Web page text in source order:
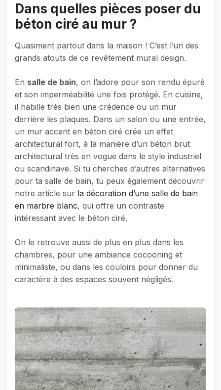
Dans quelles pièces poser du
béton ciré au mur ?
Quasiment partout dans la maison ! C’est l’un des
grands atouts de ce revêtement mural design.
En salle de bain, on l’adore pour son rendu épuré
et son imperméabilité une fois protégé. En cuisine,
il habille très bien une crédence ou un mur
derrière les plaques. Dans un salon ou une entrée,
un mur accent en béton ciré crée un effet
architectural fort, à la manière d’un béton brut
architectural très en vogue dans le style industriel
ou scandinave. Si tu cherches d’autres alternatives
pour ta salle de bain, tu peux également découvrir
notre article sur la décoration d’une salle de bain
en marbre blanc, qui offre un contraste
intéressant avec le béton ciré.
On le retrouve aussi de plus en plus dans les
chambres, pour une ambiance cocooning et
minimaliste, ou dans les couloirs pour donner du
caractère à des espaces souvent négligés.